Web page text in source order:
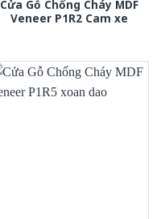
Cửa Gỗ Chống Cháy MDF
Veneer P1R2 Cam xe